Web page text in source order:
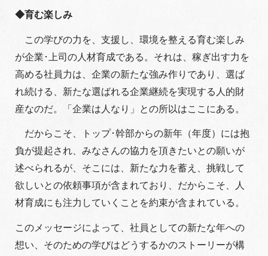
◆育む楽しみ
この学びの力を、支援し、環境を整える育む楽しみ
が企業･上司の人材育成である。それは、稼ぎ出す力を
高める社員力は、企業の新たな強み作りであり、選ば
れ続ける、新たな選ばれる企業継続を実現する人的財
産なのだ。「企業は人なり」との所以はここにある。
だからこそ、トップ･幹部からの新年（年度）には抱
負が提起され、みなさんの協力を頂きたいとの願いが
述べられるが、そこには、新たな力を蓄え、挑戦して
欲しいとの依頼事項が含まれており、だからこそ、人
材育成にも注力していくことを約束が含まれている。
このメッセージによって、社員としての新たな年への
想い、そのための学びはどうするかのストーリーが構